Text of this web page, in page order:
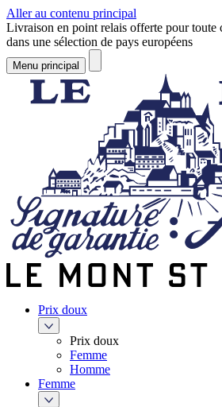
Aller au contenu principal
Livraison en point relais offerte pour toute
dans une sélection de pays européens
Menu principal
Prix doux
Prix doux
Femme
Homme
Femme